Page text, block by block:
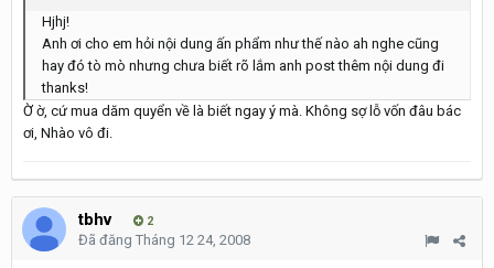
Hjhj!
Anh ơi cho em hỏi nội dung ấn phẩm như thế nào ah nghe cũng
hay đó tò mò nhưng chưa biết rõ lắm anh post thêm nội dung đi
thanks!
Ờ ờ, cứ mua dăm quyển về là biết ngay ý mà. Không sợ lỗ vốn đâu bác
ơi, Nhào vô đi.
tbhv 2
Đã đăng Tháng 12 24, 2008